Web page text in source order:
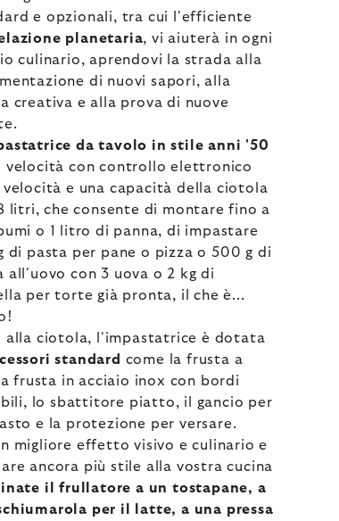
e opzionali, tra cui l'efficiente
planetaria, vi aiuterà in ogni
culinario, aprendovi la strada alla
di nuovi sapori, alla
creativa e alla prova di nuove
da tavolo in stile anni '50
velocità con controllo elettronico
velocità e una capacità della ciotola
litri, che consente di montare fino a
o 1 litro di panna, di impastare
di pasta per pane o pizza o 500 g di
all'uovo con 3 uova o 2 kg di
per torte già pronta, il che è...
alla ciotola, l'impastatrice è dotata
standard come la frusta a
frusta in acciaio inox con bordi
lo sbattitore piatto, il gancio per
e la protezione per versare.
migliore effetto visivo e culinario e
ancora più stile alla vostra cucina
il frullatore a un tostapane, a
per il latte, a una pressa